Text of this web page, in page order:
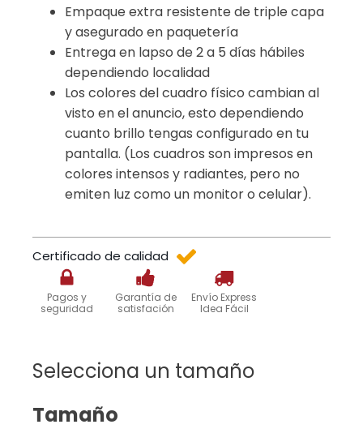
Empaque extra resistente de triple capa
y asegurado en paquetería
Entrega en lapso de 2 a 5 días hábiles
dependiendo localidad
Los colores del cuadro físico cambian al
visto en el anuncio, esto dependiendo
cuanto brillo tengas configurado en tu
pantalla. (Los cuadros son impresos en
colores intensos y radiantes, pero no
emiten luz como un monitor o celular).
Certificado de calidad
Pagos y
seguridad
Garantía de
satisfación
Envío Express
Idea Fácil
Selecciona un tamaño
Tamaño